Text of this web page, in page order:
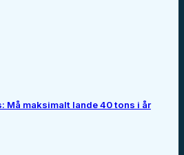
Må maksimalt lande 40 tons i år